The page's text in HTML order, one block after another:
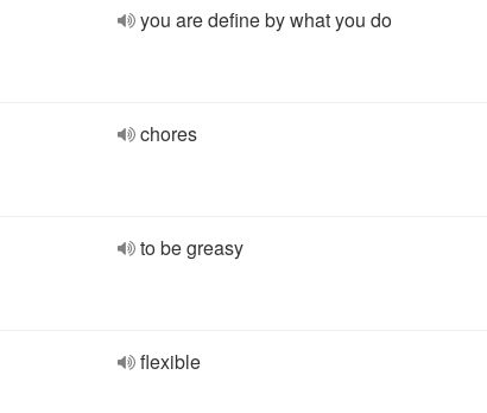
you are define by what you do
chores
to be greasy
flexible